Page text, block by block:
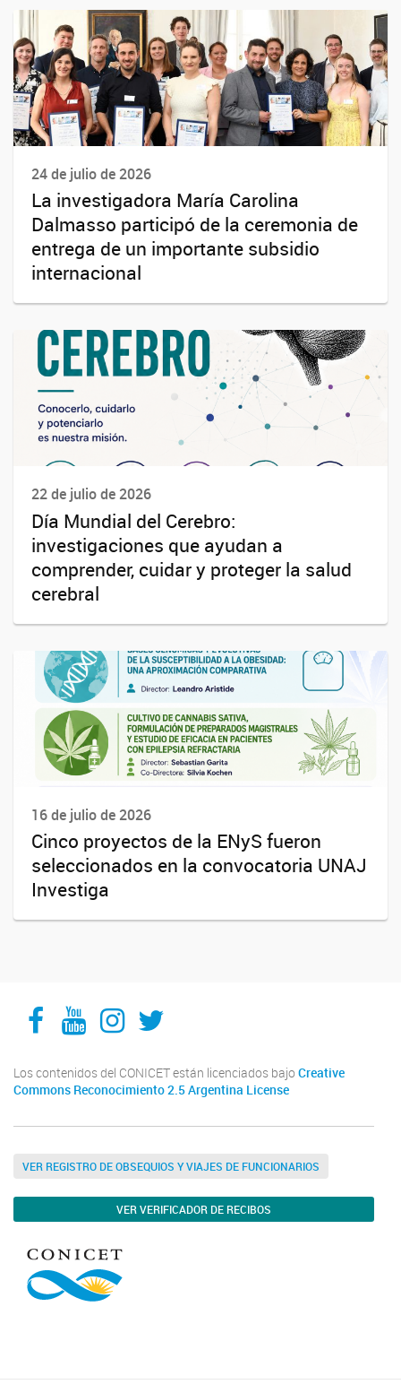
24 de julio de 2026
La investigadora María Carolina
Dalmasso participó de la ceremonia de
entrega de un importante subsidio
internacional
22 de julio de 2026
Día Mundial del Cerebro:
investigaciones que ayudan a
comprender, cuidar y proteger la salud
cerebral
16 de julio de 2026
Cinco proyectos de la ENyS fueron
seleccionados en la convocatoria UNAJ
Investiga
Facebook
YouTube
Instagram
Twitter
Los contenidos del CONICET están licenciados bajo Creative
Commons Reconocimiento 2.5 Argentina License
VER REGISTRO DE OBSEQUIOS Y VIAJES DE FUNCIONARIOS
VER VERIFICADOR DE RECIBOS